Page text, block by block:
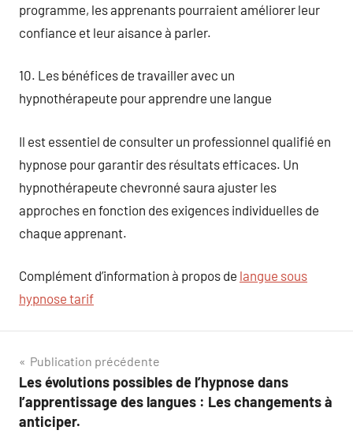
programme, les apprenants pourraient améliorer leur
confiance et leur aisance à parler.
10. Les bénéfices de travailler avec un
hypnothérapeute pour apprendre une langue
Il est essentiel de consulter un professionnel qualifié en
hypnose pour garantir des résultats efficaces. Un
hypnothérapeute chevronné saura ajuster les
approches en fonction des exigences individuelles de
chaque apprenant.
Complément d’information à propos de langue sous
hypnose tarif
Navigation
de
l’article
Publication précédente
Les évolutions possibles de l’hypnose dans
l’apprentissage des langues : Les changements à
anticiper.